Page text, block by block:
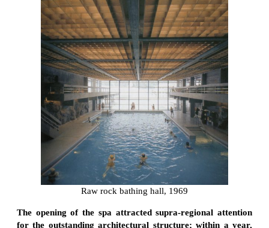
Raw rock bathing hall, 1969
The opening of the spa attracted supra-regional attention
for the outstanding architectural structure; within a year,